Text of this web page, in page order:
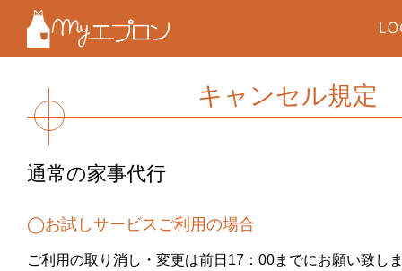
キャンセル規定
通常の家事代行
◯お試しサービスご利用の場合
ご利用の取り消し・変更は前日17：00までにお願い致し